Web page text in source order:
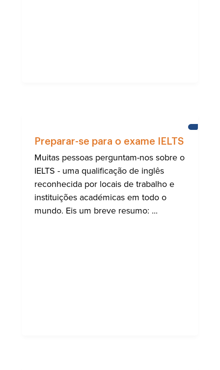
Preparar-se para o exame IELTS
Muitas pessoas perguntam-nos sobre o
IELTS - uma qualificação de inglês
reconhecida por locais de trabalho e
instituições académicas em todo o
mundo. Eis um breve resumo: ...